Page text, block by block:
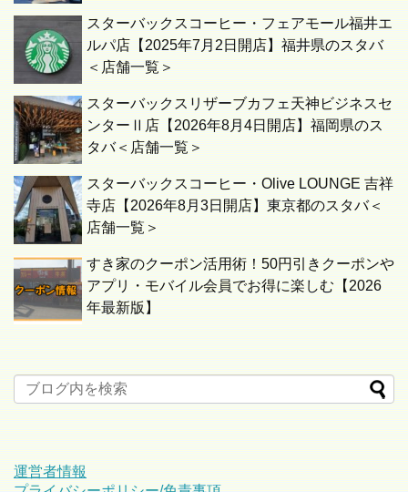
スターバックスコーヒー・フェアモール福井エ
ルパ店【2025年7月2日開店】福井県のスタバ
＜店舗一覧＞
スターバックスリザーブカフェ天神ビジネスセ
ンターⅡ店【2026年8月4日開店】福岡県のス
タバ＜店舗一覧＞
スターバックスコーヒー・Olive LOUNGE 吉祥
寺店【2026年8月3日開店】東京都のスタバ＜
店舗一覧＞
すき家のクーポン活用術！50円引きクーポンや
アプリ・モバイル会員でお得に楽しむ【2026
年最新版】
運営者情報